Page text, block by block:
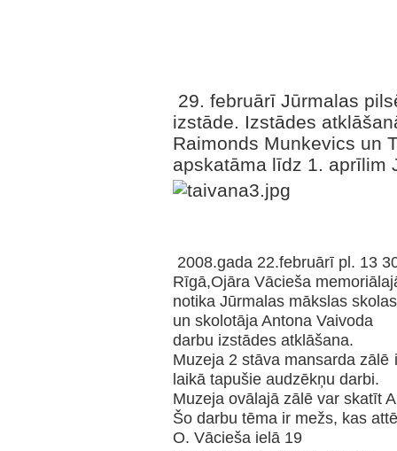
29. februārī Jūrmalas
izstāde. Izstādes
Raimonds Munkevics un
apskatāma līdz 1. aprīlim
2008.gada 22.februārī pl. 13
Rīgā,Ojāra Vācieša
notika Jūrmalas mākslas
un skolotāja Antona Vaivoda
darbu izstādes atklāšana.
Muzeja 2 stāva mansarda
laikā tapušie audzēkņu darbi.
Muzeja ovālajā zālē var skatīt
Šo darbu tēma ir
O. Vācieša ielā 19